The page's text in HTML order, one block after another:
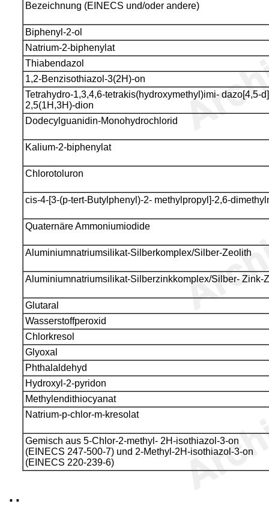
Bezeichnung (EINECS und/oder andere)
Biphenyl-2-ol
Natrium-2-biphenylat
Thiabendazol
1,2-Benzisothiazol-3(2H)-on
Tetrahydro-1,3,4,6-tetrakis(hydroxymethyl)imi- dazo[4,5-
2,5(1H,3H)-dion
Dodecylguanidin-Monohydrochlorid
Kalium-2-biphenylat
Chlorotoluron
cis-4-[3-(p-tert-Butylphenyl)-2- methylpropyl]-2,6-
Quaternäre Ammoniumiodide
Aluminiumnatriumsilikat-Silberkomplex/Silber-Zeolith
Aluminiumnatriumsilikat-Silberzinkkomplex/Silber- Zink-
Glutaral
Wasserstoffperoxid
Chlorkresol
Glyoxal
Phthalaldehyd
Hydroxyl-2-pyridon
Methylendithiocyanat
Natrium-p-chlor-m-kresolat
Gemisch aus 5-Chlor-2-methyl- 2H-isothiazol-3-on
(EINECS 247-500-7) und 2-Methyl-2H-isothiazol-3-on
(EINECS 220-239-6)
..